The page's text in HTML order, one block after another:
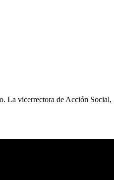
La vicerrectora de Acción Social,